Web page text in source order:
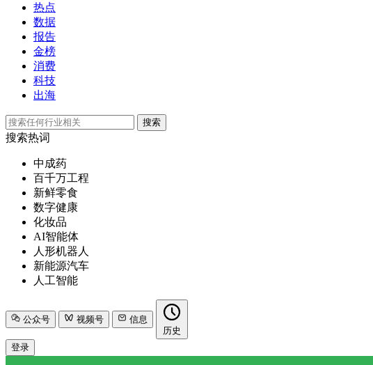
热点
数据
报告
金榜
消费
科技
出海
搜索
搜索热词
中成药
百千万工程
新鲜零食
数字健康
化妆品
AI智能体
人形机器人
新能源汽车
人工智能
公众号 视频号
信息
历史
登录